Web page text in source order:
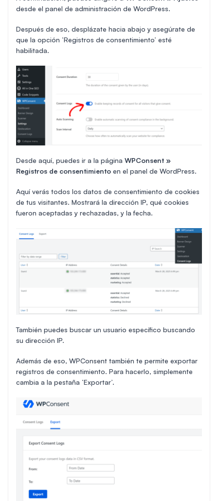
desde el panel de administración de WordPress.
Después de eso, desplázate hacia abajo y asegúrate de
que la opción ‘Registros de consentimiento’ esté
habilitada.
Desde aquí, puedes ir a la página WPConsent »
Registros de consentimiento en el panel de WordPress.
Aquí verás todos los datos de consentimiento de cookies
de tus visitantes. Mostrará la dirección IP, qué cookies
fueron aceptadas y rechazadas, y la fecha.
También puedes buscar un usuario específico buscando
su dirección IP.
Además de eso, WPConsent también te permite exportar
registros de consentimiento. Para hacerlo, simplemente
cambia a la pestaña ‘Exportar’.